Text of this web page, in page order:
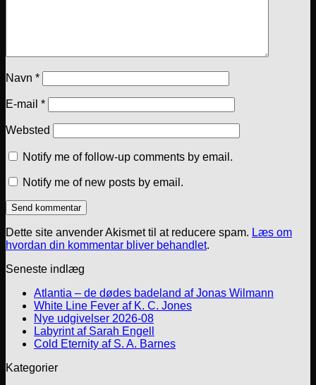
Navn *
E-mail *
Websted
Notify me of follow-up comments by email.
Notify me of new posts by email.
Dette site anvender Akismet til at reducere spam. Læs om
hvordan din kommentar bliver behandlet.
Seneste indlæg
Atlantia – de dødes badeland af Jonas Wilmann
White Line Fever af K. C. Jones
Nye udgivelser 2026-08
Labyrint af Sarah Engell
Cold Eternity af S. A. Barnes
Kategorier